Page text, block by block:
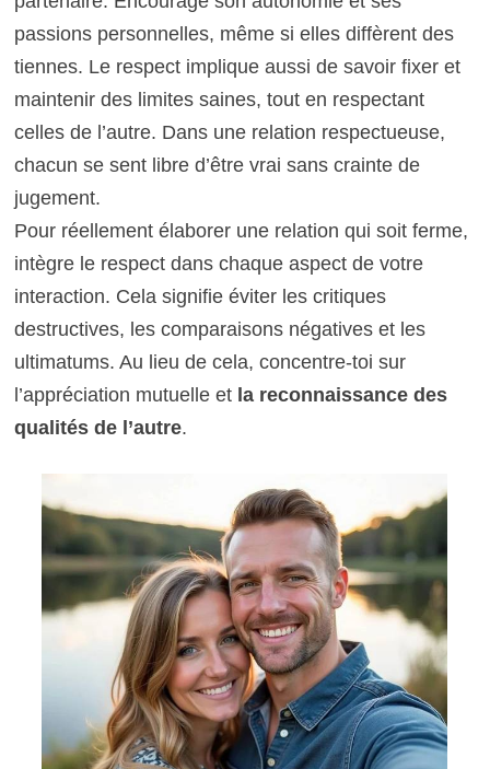
passions personnelles, même si elles diffèrent des
tiennes. Le respect implique aussi de savoir fixer et
maintenir des limites saines, tout en respectant
celles de l’autre. Dans une relation respectueuse,
chacun se sent libre d’être vrai sans crainte de
jugement.
Pour réellement élaborer une relation qui soit ferme,
intègre le respect dans chaque aspect de votre
interaction. Cela signifie éviter les critiques
destructives, les comparaisons négatives et les
ultimatums. Au lieu de cela, concentre-toi sur
l’appréciation mutuelle et la reconnaissance des
qualités de l’autre.